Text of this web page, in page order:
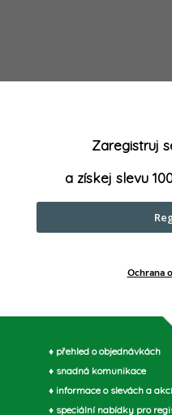
může výrobce změnit bez
Zaregistruj
a získej slevu
Ochrana
♦ přehled o objednávkách
♦ snadná komunikace
♦ informace o slevách a
♦ speciální nabídky pro